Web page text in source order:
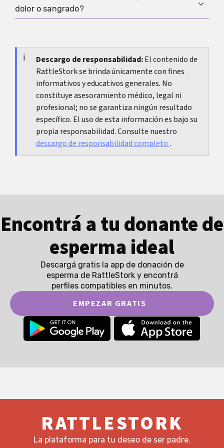
ovulación
conclusiones de un resultado temprano.
tests de orina se contradicen o si hay síntomas
interpretar el resultado en el tiempo.
dolor o sangrado?
unilateral, dolor en el hombro, mareo, desmayo o
sangrado muy abundante, buscá atención
médica cuanto antes.
Descargo de responsabilidad:El contenido de
RattleStork se brinda únicamente con fines
informativos y educativos generales. No
constituye asesoramiento médico, legal ni
profesional; no se garantiza ningún resultado
específico. El uso de esta información es bajo su
propia responsabilidad. Consulte nuestro
descargo de responsabilidad completo.
Encontrá a tu donante de
esperma ideal
Descargá gratis la app de donación de
esperma de RattleStork y encontrá
perfiles compatibles en minutos.
EMPEZAR GRATIS
RATTLESTORK
La plataforma para tu deseo de ser padre.